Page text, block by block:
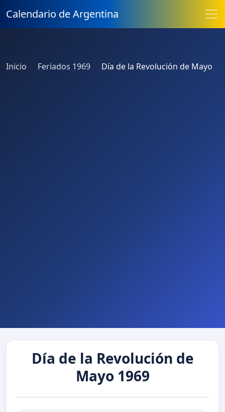
Calendario de Argentina
Inicio Feriados 1969 Día de la Revolución de Mayo
Día de la Revolución de
Mayo 1969